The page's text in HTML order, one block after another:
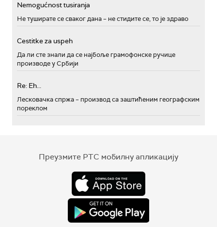
Nemogućnost tusiranja
Не туширате се сваког дана – не стидите се, то је здраво
Cestitke za uspeh
Да ли сте знали да се најбоље грамофонске ручице
производе у Србији
Re: Eh...
Лесковачка спржа – производ са заштићеним географским
пореклом
Преузмите РТС мобилну апликацију